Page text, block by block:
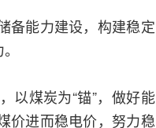
备能力建设，构建稳定
以煤炭为“锚”，做好能
价进而稳电价，努力稳